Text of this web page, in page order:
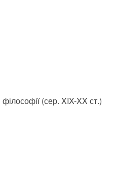
(сер. XIX-XX ст.)